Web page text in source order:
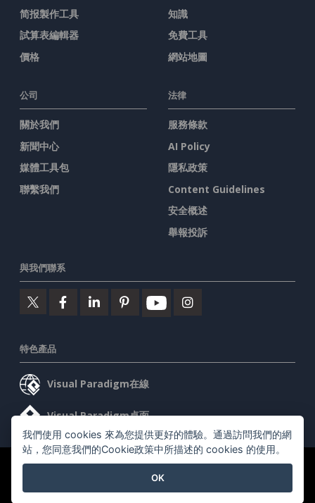
简报製作工具
試算表編輯器
價格
知識
免費工具
網站地圖
公司
關於我們
新聞中心
媒體工具包
聯繫我們
法律
服務條款
AI Policy
隱私政策
Content Guidelines
安全概述
舉報投訴
與我們聯系
特色產品
Visual Paradigm在線
Visual Paradigm桌面
©2026 by Visual Paradigm. 版權所有。
我們使用 cookies 來為您提供更好的體驗。通過訪問我們的網
站，您同意我們的Cookie政策中所描述的 cookies 的使用。
OK